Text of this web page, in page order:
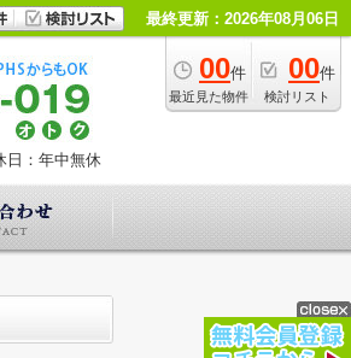
最終更新：2026年08月06日
00件
最近見た物件
00件
検討リスト
日：年中無休